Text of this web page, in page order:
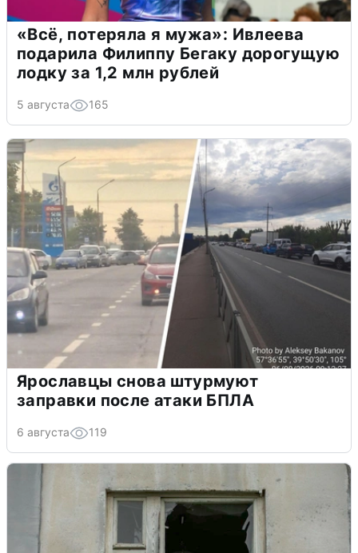
«Всё, потеряла я мужа»: Ивлеева
подарила Филиппу Бегаку дорогущую
лодку за 1,2 млн рублей
5 августа 165
Ярославцы снова штурмуют
заправки после атаки БПЛА
6 августа 119